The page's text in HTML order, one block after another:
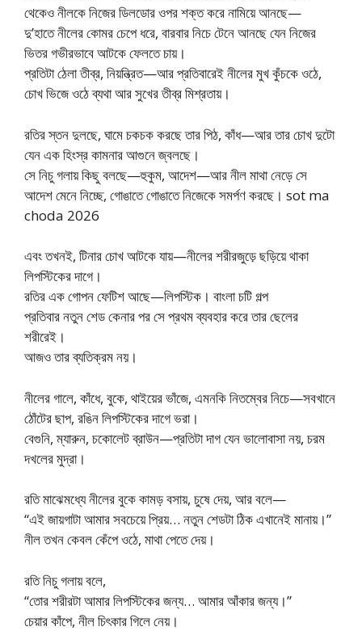
থেকেও নীলকে নিজের ডিলডোর ওপর শক্ত করে নামিয়ে আনছে—
দু’হাতে নীলের কোমর চেপে ধরে, বারবার নিচে টেনে আনছে যেন নিজের
ভিতর গভীরভাবে আটকে ফেলতে চায়।
প্রতিটা ঠেলা তীব্র, নিয়ন্ত্রিত—আর প্রতিবারেই নীলের মুখ কুঁচকে ওঠে,
চোখ ভিজে ওঠে ব্যথা আর সুখের তীব্র মিশ্রতায়।
রতির স্তন দুলছে, ঘামে চকচক করছে তার পিঠ, কাঁধ—আর তার চোখ দুটো
যেন এক হিংস্র কামনার আগুনে জ্বলছে।
সে নিচু গলায় কিছু বলছে—হুকুম, আদেশ—আর নীল মাথা নেড়ে সে
আদেশ মেনে নিচ্ছে, গোঙাতে গোঙাতে নিজেকে সমর্পণ করছে। sot ma
choda 2026
এবং তখনই, টিনার চোখ আটকে যায়—নীলের শরীরজুড়ে ছড়িয়ে থাকা
লিপস্টিকের দাগে।
রতির এক গোপন ফেটিশ আছে—লিপস্টিক। বাংলা চটি গল্প
প্রতিবার নতুন শেড কেনার পর সে প্রথম ব্যবহার করে তার ছেলের
শরীরেই।
আজও তার ব্যতিক্রম নয়।
নীলের গালে, কাঁধে, বুকে, থাইয়ের ভাঁজে, এমনকি নিতম্বের নিচে—সবখানে
ঠোঁটের ছাপ, রঙিন লিপস্টিকের দাগে ভরা।
বেগুনি, ম্যারুন, চকোলেট ব্রাউন—প্রতিটা দাগ যেন ভালোবাসা নয়, চরম
দখলের মুদ্রা।
রতি মাঝেমধ্যে নীলের বুকে কামড় বসায়, চুষে দেয়, আর বলে—
“এই জায়গাটা আমার সবচেয়ে প্রিয়… নতুন শেডটা ঠিক এখানেই মানায়।”
নীল তখন কেবল কেঁপে ওঠে, মাথা পেতে দেয়।
রতি নিচু গলায় বলে,
“তোর শরীরটা আমার লিপস্টিকের জন্য… আমার আঁকার জন্য।”
চেয়ার কাঁপে, নীল চিৎকার গিলে নেয়।